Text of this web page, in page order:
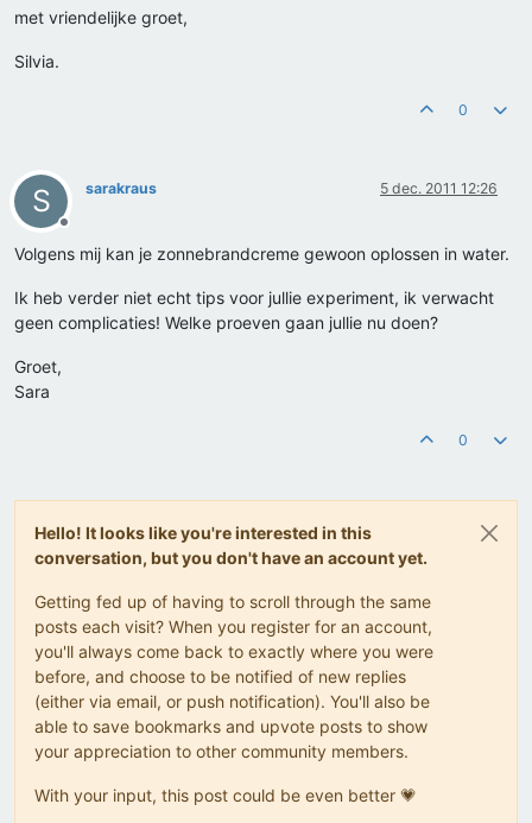
met vriendelijke groet,
Silvia.
0
S
Offline
sarakraus 5 dec. 2011 12:26
Volgens mij kan je zonnebrandcreme gewoon oplossen in water.
Ik heb verder niet echt tips voor jullie experiment, ik verwacht
geen complicaties! Welke proeven gaan jullie nu doen?
Groet,
Sara
0
Hello! It looks like you're interested in this
conversation, but you don't have an account yet.
Getting fed up of having to scroll through the same
posts each visit? When you register for an account,
you'll always come back to exactly where you were
before, and choose to be notified of new replies
(either via email, or push notification). You'll also be
able to save bookmarks and upvote posts to show
your appreciation to other community members.
With your input, this post could be even better 💗